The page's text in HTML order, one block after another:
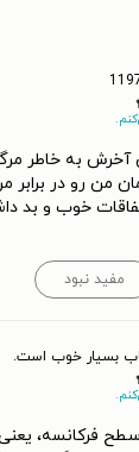
آخرش به خاطر
من رو در
خوب و بد
مفید نبود
بسیار خوب است.
سطح فرکانسه،